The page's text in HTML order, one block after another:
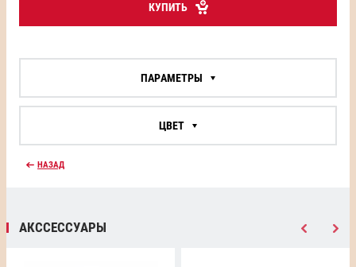
КУПИТЬ
ПАРАМЕТРЫ
ЦВЕТ
НАЗАД
АКССЕССУАРЫ